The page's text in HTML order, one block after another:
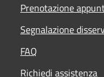
Prenotazione
Segnalazione
FAQ
Richiedi assistenza